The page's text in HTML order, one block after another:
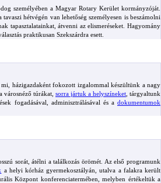
személyében a Magyar Rotary Kerület kormányzóját.
hétvégén van lehetőség személyesen is beszámolni
tapasztalatainkat, átvenni az elismeréseket. Hagyomány
praktikusan Szekszárdra esett.
házigazdaként fokozott izgalommal készültünk a nagy
városnéző túrákat, sorra jártuk a helyszíneket , tárgyaltunk
fogadásával, adminisztrálásával és a dokumentumok
sorát, átélni a találkozás örömét. Az első programunk
a helyi kórház gyermekosztályán, utalva a falakra került
Központ konferenciatermében, melyben értékeltük a